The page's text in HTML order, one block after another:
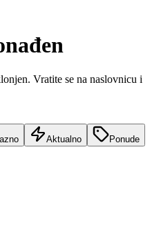
Vratite se na naslovnicu i
Aktualno Ponude